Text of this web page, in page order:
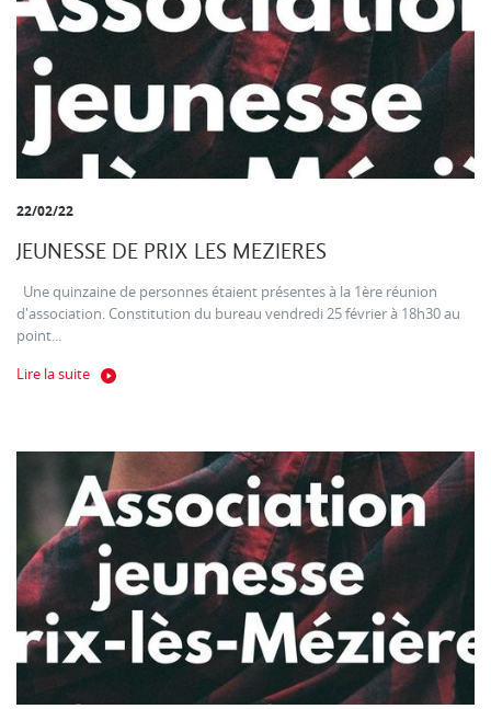
22/02/22
JEUNESSE DE PRIX LES MEZIERES
Une quinzaine de personnes étaient présentes à la 1ère réunion
d'association. Constitution du bureau vendredi 25 février à 18h30 au
point...
Lire la suite